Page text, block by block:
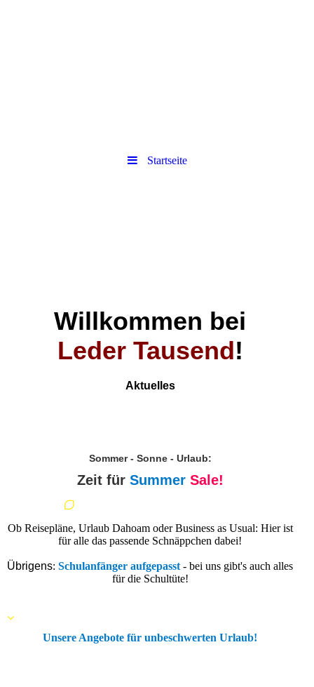
Startseite
Willkommen bei
Leder Tausend!
Aktuelles
Sommer - Sonne - Urlaub:
Zeit für SummerSale!
Ob Reisepläne, Urlaub Dahoam oder Business as Usual: Hier ist
für alle das passende Schnäppchen dabei!
Übrigens: Schulanfänger aufgepasst - bei uns gibt's auch alles
für die Schultüte!
Unsere Angebote für unbeschwerten Urlaub!